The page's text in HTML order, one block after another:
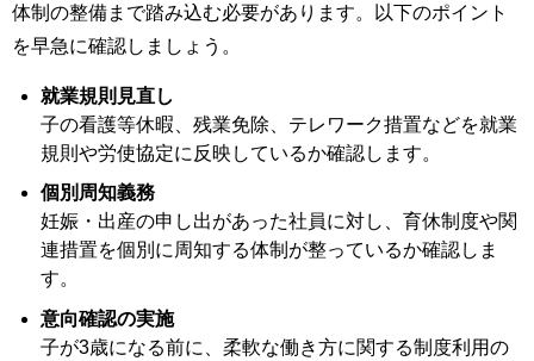
体制の整備まで踏み込む必要があります。以下のポイント
を早急に確認しましょう。
就業規則見直し
子の看護等休暇、残業免除、テレワーク措置などを就業
規則や労使協定に反映しているか確認します。
個別周知義務
妊娠・出産の申し出があった社員に対し、育休制度や関
連措置を個別に周知する体制が整っているか確認しま
す。
意向確認の実施
子が3歳になる前に、柔軟な働き方に関する制度利用の